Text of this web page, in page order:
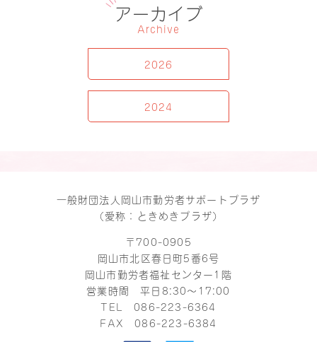
アーカイブ
Archive
2026
2024
一般財団法人岡山市勤労者サポートプラザ
（愛称：ときめきプラザ）
〒700-0905
岡山市北区春日町5番6号
岡山市勤労者福祉センター1階
営業時間 平日8:30～17:00
TEL086-223-6364
FAX 086-223-6384